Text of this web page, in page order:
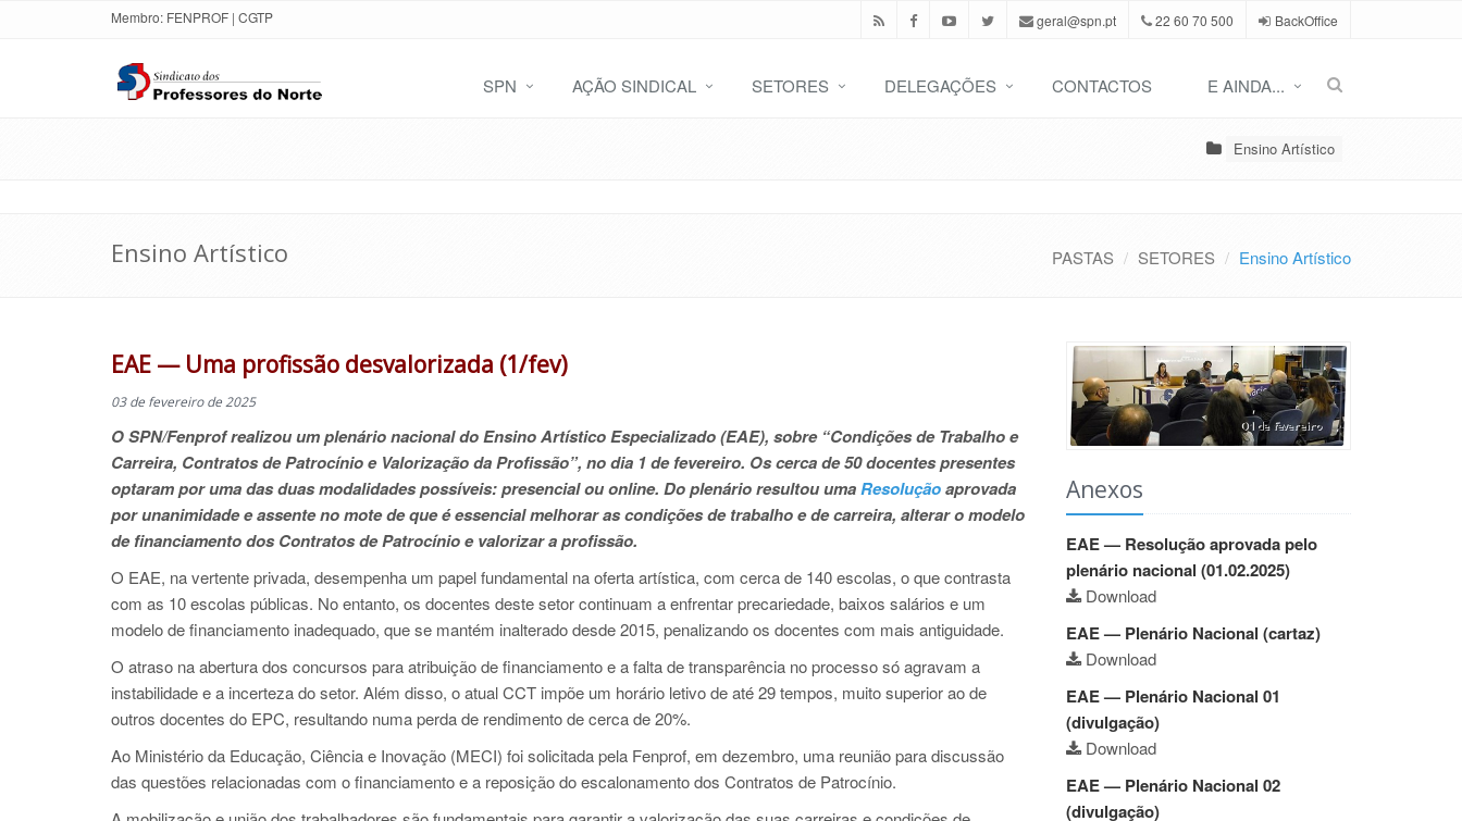
Membro: FENPROF | CGTP geral@spn.pt 22 60 70 500 BackOffice
SPN AÇÃO SINDICAL SETORES DELEGAÇÕES CONTACTOS E AINDA...
Ensino Artístico
Ensino Artístico PASTAS SETORES Ensino Artístico
EAE — Uma profissão desvalorizada (1/fev)
03 de fevereiro de 2025
O SPN/Fenprof realizou um plenário nacional do Ensino Artístico Especializado (EAE), sobre “Condições de Trabalho e
Carreira, Contratos de Patrocínio e Valorização da Profissão”, no dia 1 de fevereiro. Os cerca de 50 docentes presentes
optaram por uma das duas modalidades possíveis: presencial ou online. Do plenário resultou umaResoluçãoaprovada
por unanimidade e assente no mote de que é essencial melhorar as condições de trabalho e de carreira, alterar o modelo
de financiamento dos Contratos de Patrocínio e valorizar a profissão.
O EAE, na vertente privada, desempenha um papel fundamental na oferta artística, com cerca de 140 escolas, o que contrasta
com as 10 escolas públicas. No entanto, os docentes deste setor continuam a enfrentar precariedade, baixos salários e um
modelo de financiamento inadequado, que se mantém inalterado desde 2015, penalizando os docentes com mais antiguidade.
O atraso na abertura dos concursos para atribuição de financiamento e a falta de transparência no processo só agravam a
instabilidade e a incerteza do setor. Além disso, o atual CCT impõe um horário letivo de até 29 tempos, muito superior ao de
outros docentes do EPC, resultando numa perda de rendimento de cerca de 20%.
Ao Ministério da Educação, Ciência e Inovação (MECI) foi solicitada pela Fenprof, em dezembro, uma reunião para discussão
das questões relacionadas com o financiamento e a reposição do escalonamento dos Contratos de Patrocínio.
Anexos
EAE — Resolução aprovada pelo
plenário nacional (01.02.2025)
Download
EAE — Plenário Nacional (cartaz)
Download
EAE — Plenário Nacional 01
(divulgação)
Download
EAE — Plenário Nacional 02
(divulgação)